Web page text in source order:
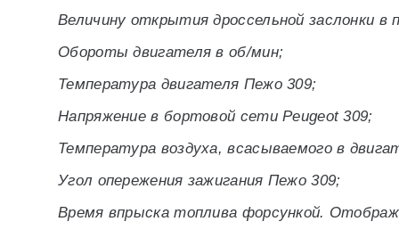
Величину открытия дроссельной заслонки в
Обороты двигателя в об/мин;
Температура двигателя Пежо 309;
Напряжение в бортовой сети Peugeot 309;
Температура воздуха, всасываемого в
Угол опережения зажигания Пежо 309;
Время впрыска топлива форсункой.